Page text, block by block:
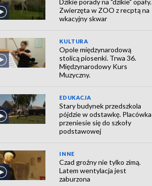
Zwierzęta w ZOO z recptą na
wkacyjny skwar
KULTURA
Opole międzynarodową
stolicą piosenki. Trwa 36.
Międzynarodowy Kurs
Muzyczny.
EDUKACJA
Stary budynek przedszkola
pójdzie w odstawkę. Placówka
przeniesie się do szkoły
podstawowej
INNE
Czad groźny nie tylko zimą.
Latem wentylacja jest
zaburzona